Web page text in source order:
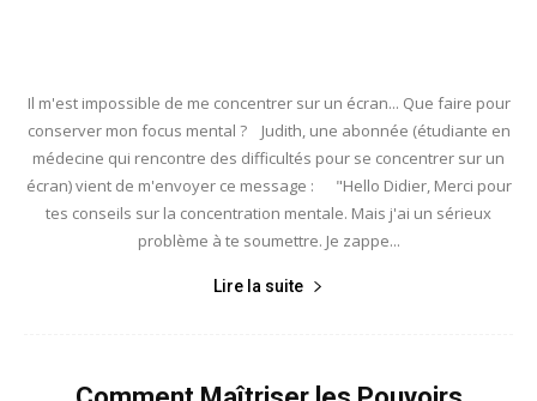
Il m'est impossible de me concentrer sur un écran... Que faire pour
conserver mon focus mental ? Judith, une abonnée (étudiante en
médecine qui rencontre des difficultés pour se concentrer sur un
écran) vient de m'envoyer ce message : "Hello Didier, Merci pour
tes conseils sur la concentration mentale. Mais j'ai un sérieux
problème à te soumettre. Je zappe...
Lire la suite